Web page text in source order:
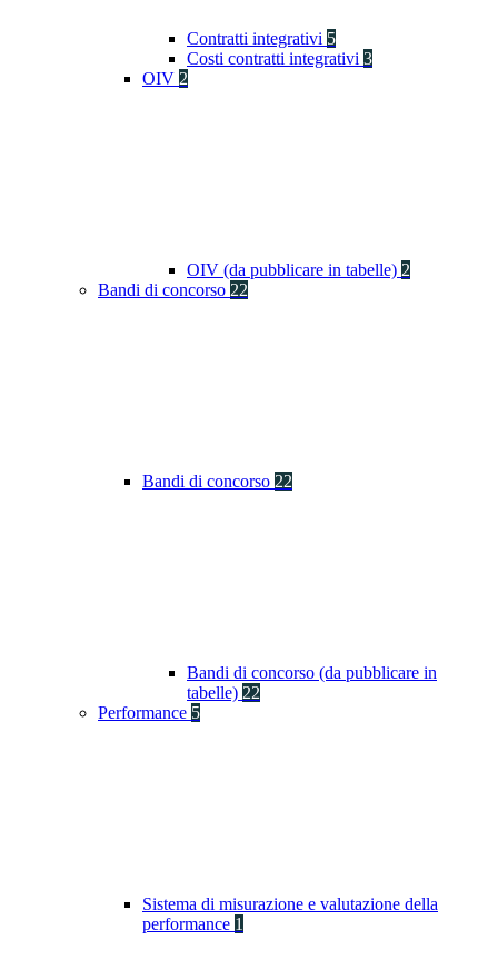
Contratti integrativi 5
Costi contratti integrativi 3
OIV 2
OIV (da pubblicare in tabelle) 2
Bandi di concorso 22
Bandi di concorso 22
Bandi di concorso (da pubblicare in
tabelle) 22
Performance 5
Sistema di misurazione e valutazione della
performance 1